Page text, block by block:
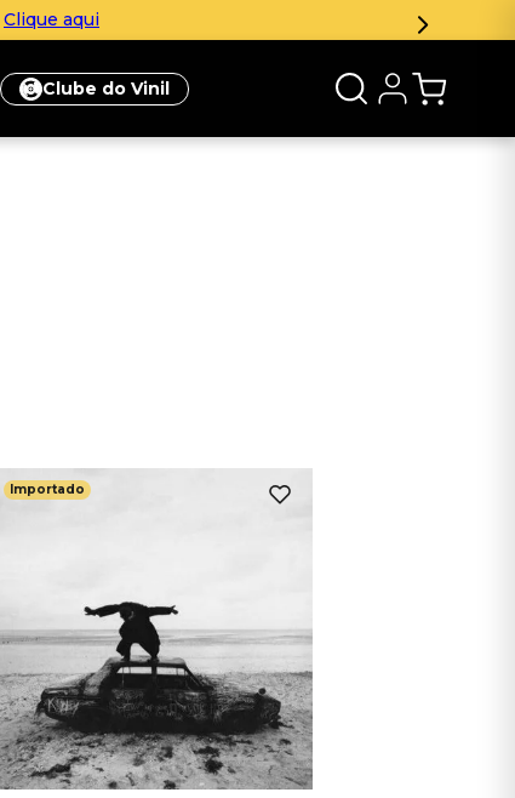
Clique aqui
Clube do Vinil
Importado